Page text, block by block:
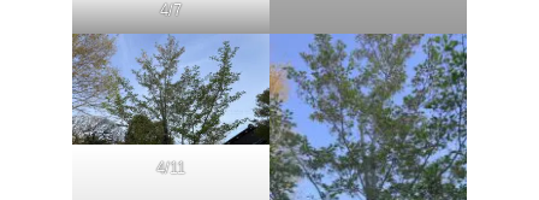
4/7
4/11